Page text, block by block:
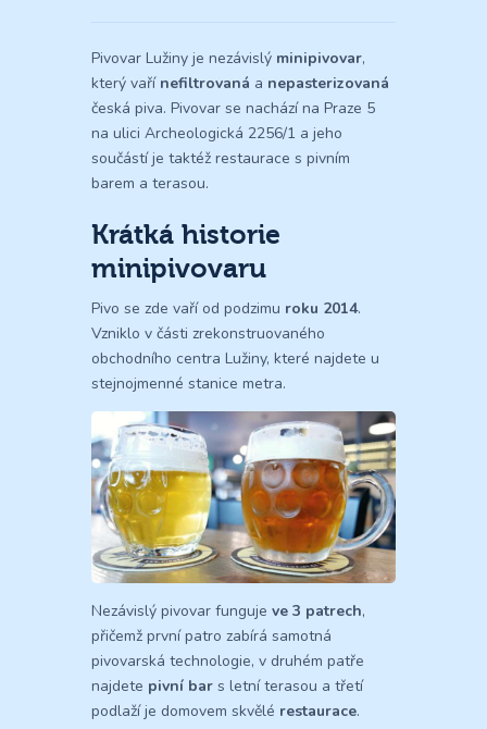
Pivovar Lužiny je nezávislý minipivovar,
který vaří nefiltrovaná a nepasterizovaná
česká piva. Pivovar se nachází na Praze 5
na ulici Archeologická 2256/1 a jeho
součástí je taktéž restaurace s pivním
barem a terasou.
Krátká historie
minipivovaru
Pivo se zde vaří od podzimu roku 2014.
Vzniklo v části zrekonstruovaného
obchodního centra Lužiny, které najdete u
stejnojmenné stanice metra.
Nezávislý pivovar funguje ve 3 patrech,
přičemž první patro zabírá samotná
pivovarská technologie, v druhém patře
najdete pivní bar s letní terasou a třetí
podlaží je domovem skvělé restaurace.